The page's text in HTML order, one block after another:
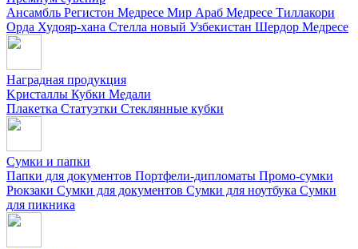
Ансамбль Регистон Медресе Мир Араб Медресе Тиллакори
Орда Худояр-хана Стелла новый Узбекистан Шердор Медресе
Наградная продукция
Kристаллы Кубки Медали
Плакетка Статуэтки Стеклянные кубки
Сумки и папки
Папки для документов Портфели-дипломаты Промо-сумки
Рюкзаки Сумки для документов Сумки для ноутбука Сумки
для пикника